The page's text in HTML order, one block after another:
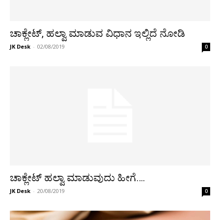
ಚಾಕ್ಲೇಟ್, ಹಲ್ವಾ ಮಾಡುವ ವಿಧಾನ ಇಲ್ಲಿದೆ ನೋಡಿ
JK Desk - 02/08/2019 0
ಚಾಕ್ಲೇಟ್ ಹಲ್ವಾ ಮಾಡುವುದು ಹೀಗೆ….
JK Desk - 20/08/2019 0